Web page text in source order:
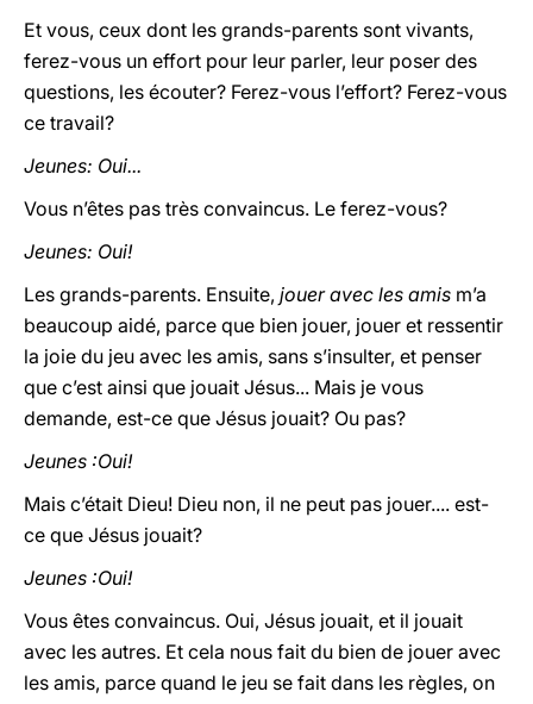
Et vous, ceux dont les grands-parents sont vivants,
ferez-vous un effort pour leur parler, leur poser des
questions, les écouter? Ferez-vous l’effort? Ferez-vous
ce travail?
Jeunes: Oui...
Vous n’êtes pas très convaincus. Le ferez-vous?
Jeunes: Oui!
Les grands-parents. Ensuite, jouer avec les amis m’a
beaucoup aidé, parce que bien jouer, jouer et ressentir
la joie du jeu avec les amis, sans s’insulter, et penser
que c’est ainsi que jouait Jésus... Mais je vous
demande, est-ce que Jésus jouait? Ou pas?
Jeunes :Oui!
Mais c’était Dieu! Dieu non, il ne peut pas jouer.... est-
ce que Jésus jouait?
Jeunes :Oui!
Vous êtes convaincus. Oui, Jésus jouait, et il jouait
avec les autres. Et cela nous fait du bien de jouer avec
les amis, parce quand le jeu se fait dans les règles, on